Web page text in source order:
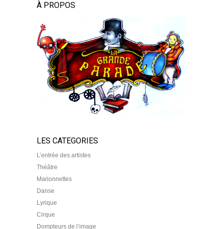
À PROPOS
LES CATEGORIES
L’entrée des artistes
Théâtre
Marionnettes
Danse
Lyrique
Cirque
Dompteurs de l’image